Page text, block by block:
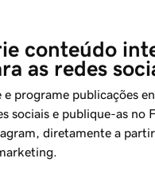
conteúdo
as redes
e programe publicações
sociais e publique-as no
diretamente a